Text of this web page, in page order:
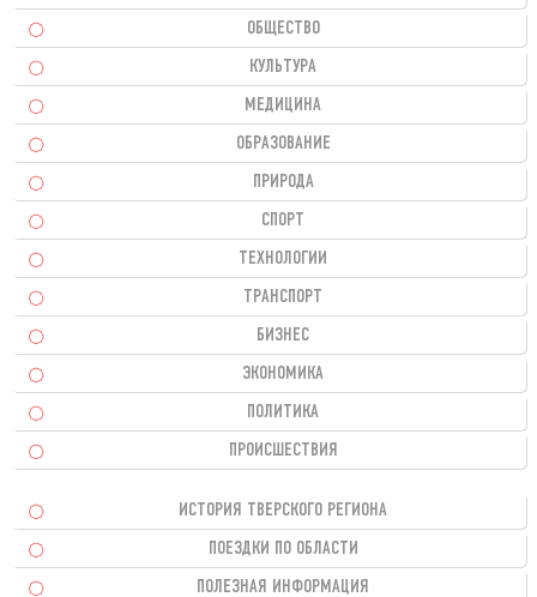
ОБЩЕСТВО
КУЛЬТУРА
МЕДИЦИНА
ОБРАЗОВАНИЕ
ПРИРОДА
СПОРТ
ТЕХНОЛОГИИ
ТРАНСПОРТ
БИЗНЕС
ЭКОНОМИКА
ПОЛИТИКА
ПРОИСШЕСТВИЯ
ИСТОРИЯ ТВЕРСКОГО РЕГИОНА
ПОЕЗДКИ ПО ОБЛАСТИ
ПОЛЕЗНАЯ ИНФОРМАЦИЯ